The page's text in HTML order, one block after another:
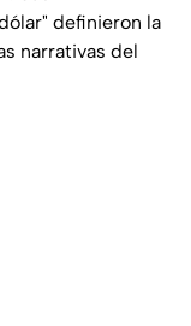
definieron la
narrativas del